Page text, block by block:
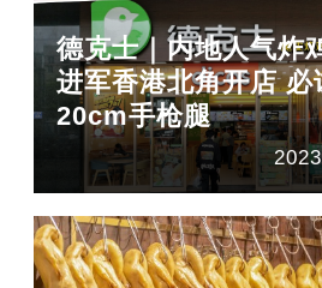
德克士｜内地人气炸
进军香港北角开店 必
20cm手枪腿